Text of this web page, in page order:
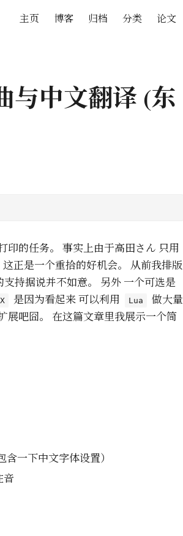
主页 博客 归档 分类 论文
与中文翻译 (东
印的任务。 事实上由于高田さん 只用
正是一个重拾的好机会。 从前我排版
支持据说并不如意。 另外 一个可选是
是因为看起来 可以利用 Lua
做大量
展吧囧。 在这篇文章里我展示一个简
一下中文字体设置）
音